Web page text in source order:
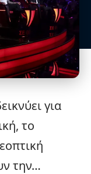
για
το
την…